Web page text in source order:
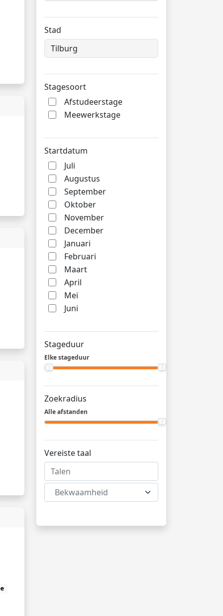
Stad
Stagesoort
Afstudeerstage
Meewerkstage
Startdatum
Juli
Augustus
September
Oktober
November
December
Januari
Februari
Maart
April
Mei
Juni
Stageduur
Elke stageduur
Zoekradius
Alle afstanden
Vereiste taal
Bekwaamheid